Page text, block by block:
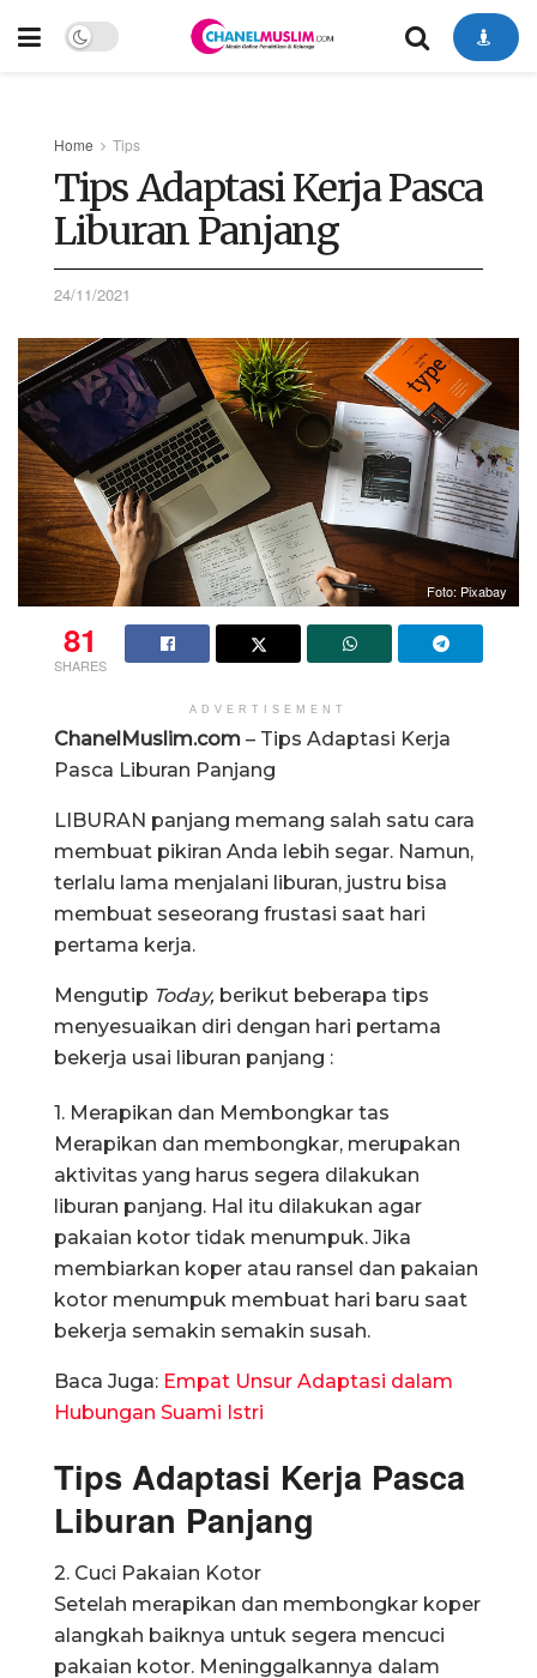
Home Tips
Tips Adaptasi Kerja Pasca
Liburan Panjang
24/11/2021
Foto: Pixabay
81
SHARES
ADVERTISEMENT
ChanelMuslim.com – Tips Adaptasi Kerja
Pasca Liburan Panjang
LIBURAN panjang memang salah satu cara
membuat pikiran Anda lebih segar. Namun,
terlalu lama menjalani liburan, justru bisa
membuat seseorang frustasi saat hari
pertama kerja.
Mengutip Today, berikut beberapa tips
menyesuaikan diri dengan hari pertama
bekerja usai liburan panjang :
1. Merapikan dan Membongkar tas
Merapikan dan membongkar, merupakan
aktivitas yang harus segera dilakukan
liburan panjang. Hal itu dilakukan agar
pakaian kotor tidak menumpuk. Jika
membiarkan koper atau ransel dan pakaian
kotor menumpuk membuat hari baru saat
bekerja semakin semakin susah.
Baca Juga: Empat Unsur Adaptasi dalam
Hubungan Suami Istri
Tips Adaptasi Kerja Pasca
Liburan Panjang
2. Cuci Pakaian Kotor
Setelah merapikan dan membongkar koper
alangkah baiknya untuk segera mencuci
pakaian kotor. Meninggalkannya dalam